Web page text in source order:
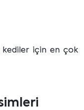
kediler için en çok